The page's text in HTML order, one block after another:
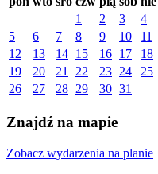
1
2 3
4
5
6 7 8 9 10
11
12
13 14 15 16 17
18
19
20 21 22 23 24
25
26
27 28 29 30 31
Znajdź na mapie
Zobacz wydarzenia na planie